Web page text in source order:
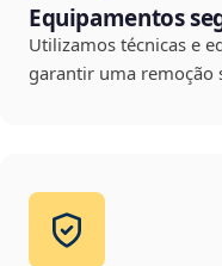
Equipamentos
Utilizamos técnicas e
garantir uma remoção